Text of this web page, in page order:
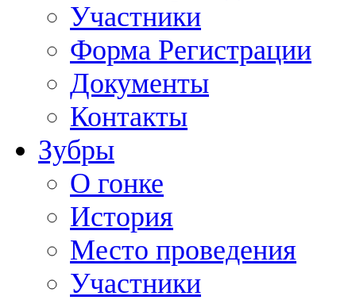
Участники
Форма Регистрации
Документы
Контакты
Зубры
О гонке
История
Место проведения
Участники